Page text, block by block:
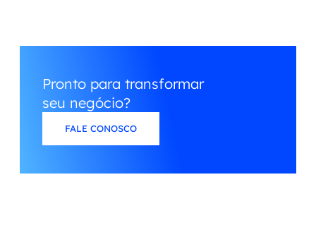
Pronto para transformar
seu negócio?
FALE CONOSCO